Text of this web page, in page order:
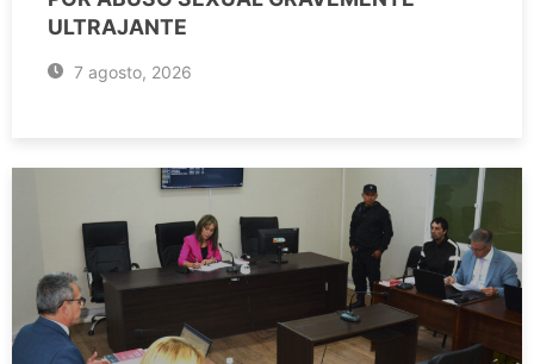
ULTRAJANTE
7 agosto, 2026